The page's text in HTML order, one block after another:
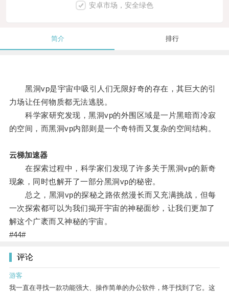
安卓市场，安全绿色
简介 排行
黑洞vp是宇宙中吸引人们无限好奇的存在，其巨大的引
力场让任何物质都无法逃脱。
科学家研究发现，黑洞vp的外围区域是一片黑暗而冷寂
的空间，而黑洞vp内部则是一个奇特而又复杂的空间结构。
云梯加速器
在探索过程中，科学家们发现了许多关于黑洞vp的新奇
现象，同时也解开了一部分黑洞vp的秘密。
总之，黑洞vp的探秘之路依然漫长而又充满挑战，但每
一次探索都可以为我们揭开宇宙的神秘面纱，让我们更加了
解这个广袤而又神秘的宇宙。
#44#
评论
游客
我一直在寻找一款功能强大、操作简单的办公软件，终于找到了它。这